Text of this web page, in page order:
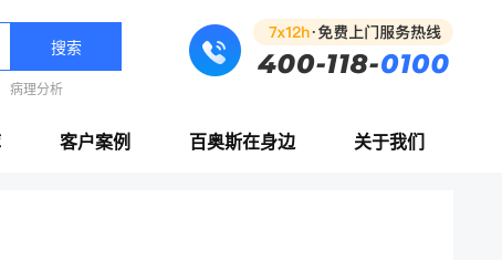
搜索
病理分析
客户案例 百奥斯在身边 关于我们